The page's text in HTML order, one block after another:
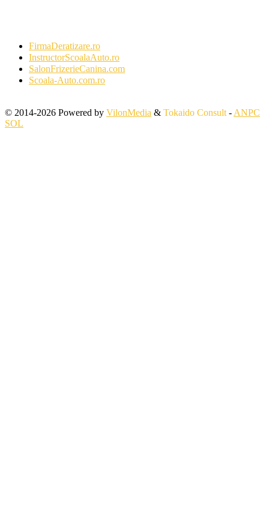
FirmaDeratizare.ro
InstructorScoalaAuto.ro
SalonFrizerieCanina.com
Scoala-Auto.com.ro
© 2014-2026 Powered by VilonMedia & Tokaido Consult - ANPC
SOL